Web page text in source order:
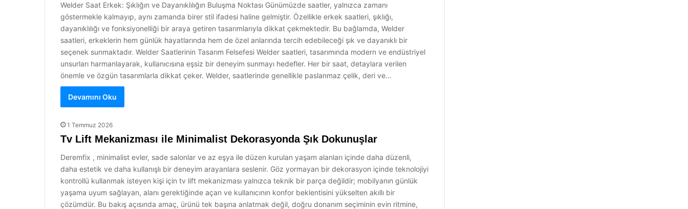
Welder Saat Erkek: Şıklığın ve Dayanıklılığın Buluşma Noktası Günümüzde saatler, yalnızca zamanı
göstermekle kalmayıp, aynı zamanda birer stil ifadesi haline gelmiştir. Özellikle erkek saatleri, şıklığı,
dayanıklılığı ve fonksiyonelliği bir araya getiren tasarımlarıyla dikkat çekmektedir. Bu bağlamda, Welder
saatleri, erkeklerin hem günlük hayatlarında hem de özel anlarında tercih edebileceği şık ve dayanıklı bir
seçenek sunmaktadır. Welder Saatlerinin Tasarım Felsefesi Welder saatleri, tasarımında modern ve endüstriyel
unsurları harmanlayarak, kullanıcısına eşsiz bir deneyim sunmayı hedefler. Her bir saat, detaylara verilen
önemle ve özgün tasarımlarla dikkat çeker. Welder, saatlerinde genellikle paslanmaz çelik, deri ve…
Devamını Oku
1 Temmuz 2026
Tv Lift Mekanizması ile Minimalist Dekorasyonda Şık Dokunuşlar
Deremfix , minimalist evler, sade salonlar ve az eşya ile düzen kurulan yaşam alanları içinde daha düzenli,
daha estetik ve daha kullanışlı bir deneyim arayanlara seslenir. Göz yormayan bir dekorasyon içinde teknolojiyi
kontrollü kullanmak isteyen kişi için tv lift mekanizması yalnızca teknik bir parça değildir; mobilyanın günlük
yaşama uyum sağlayan, alanı gerektiğinde açan ve kullanıcının konfor beklentisini yükselten akıllı bir
çözümdür. Bu bakış açısında amaç, ürünü tek başına anlatmak değil, doğru donanım seçiminin evin ritmine,